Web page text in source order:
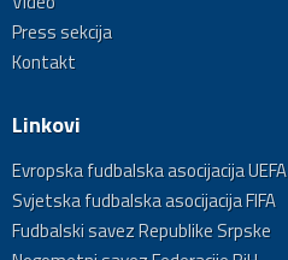
Press sekcija
Kontakt
Linkovi
Evropska fudbalska asocijacija UEFA
Svjetska fudbalska asocijacija FIFA
Fudbalski savez Republike Srpske